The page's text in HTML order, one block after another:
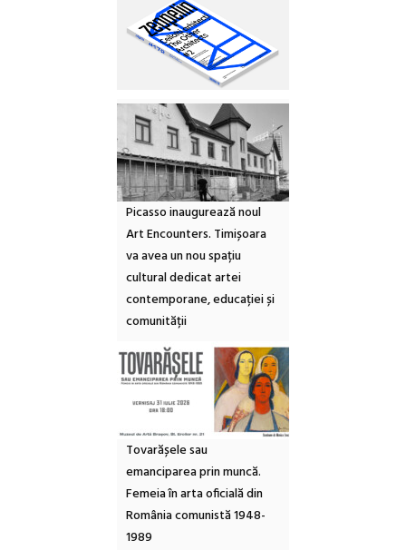
Picasso inaugurează noul
Art Encounters. Timișoara
va avea un nou spațiu
cultural dedicat artei
contemporane, educației și
comunității
Tovarășele sau
emanciparea prin muncă.
Femeia în arta oficială din
România comunistă 1948-
1989